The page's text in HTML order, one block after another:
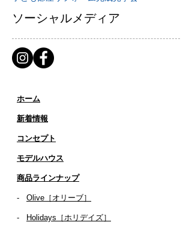
ソーシャルメディア
ホーム
新着情報
コンセプト
​​モデルハウス
商品ラインナップ
- Olive［オリーブ］
- Holidays［ホリデイズ］